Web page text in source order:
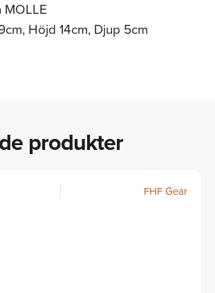
MOLLE
Höjd 14cm, Djup 5cm
produkter
FHF Gear